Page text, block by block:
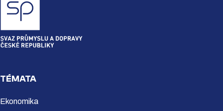
TÉMATA
Ekonomika